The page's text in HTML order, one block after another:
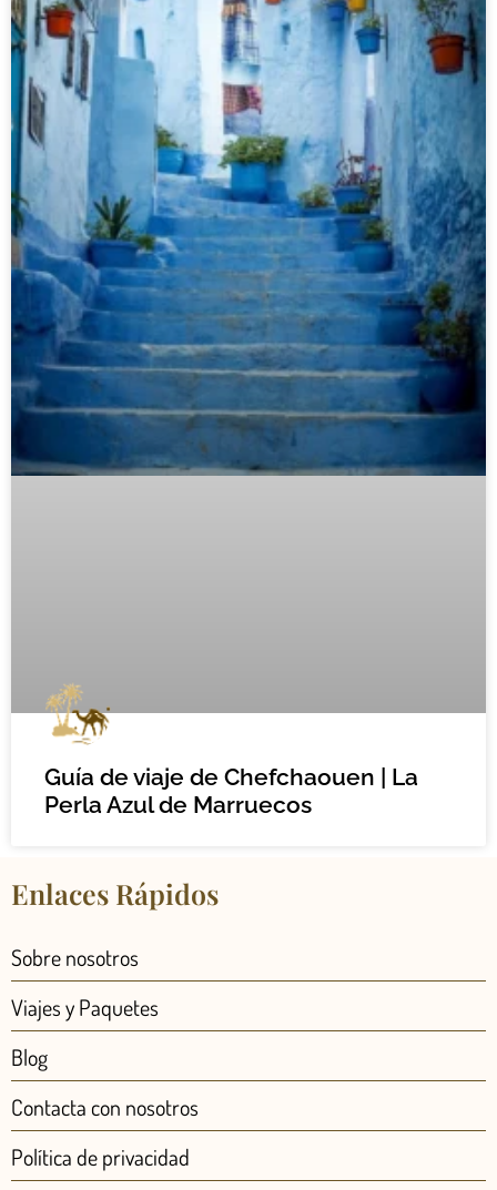
Guía de viaje de Chefchaouen | La
Perla Azul de Marruecos
Enlaces Rápidos
Sobre nosotros
Viajes y Paquetes
Blog
Contacta con nosotros
Política de privacidad